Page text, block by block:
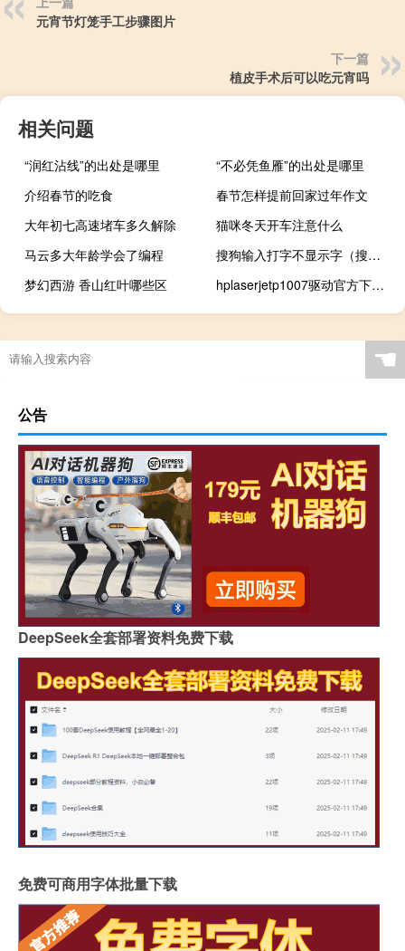
元宵节灯笼手工步骤图片
下一篇
植皮手术后可以吃元宵吗
相关问题
“润红沾线”的出处是哪里
“不必凭鱼雁”的出处是哪里
介绍春节的吃食
春节怎样提前回家过年作文
大年初七高速堵车多久解除
猫咪冬天开车注意什么
马云多大年龄学会了编程
搜狗输入打字不显示字（搜狗打字的时候不显示字框）
梦幻西游 香山红叶哪些区
hplaserjetp1007驱动官方下载（hplaserjetp1007）
☚
公告
DeepSeek全套部署资料免费下载
免费可商用字体批量下载